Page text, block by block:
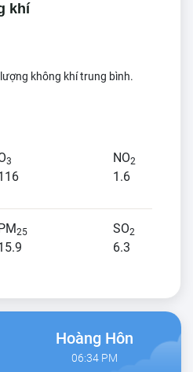
khí
không khí trung bình.
3 NO2
1.6
25 SO2
6.3
Hoàng Hôn
06:34 PM